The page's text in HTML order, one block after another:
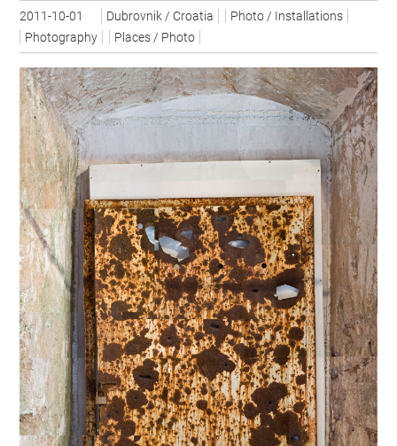
2011-10-01 Dubrovnik / Croatia
Photo / Installations
Photography
Places / Photo